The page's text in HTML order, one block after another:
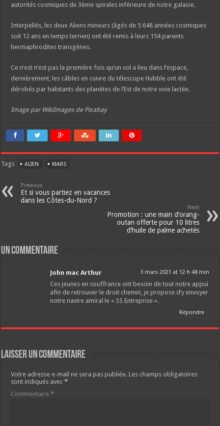
autorités cosmiques de 3ème spirales inférieure de notre galaxie.
Interpellés, les deux Aliens mineurs (âgés de 5 648 années cosmiques
soit 12 ans en temps terrien) ont été remis à leurs 154 parents
hermaphrodites transgènes.
Ce n’est n’est pas la première fois qu’un vol a lieu dans l’espace,
dernièrement, les câbles en cuivre du télescope Hubble ont été
dérobés par habitants des planètes de l’Est de notre voie lactée.
Image par WikiImages de Pixabay
Tags ALIEN MARS
Previous
Et si vous partiez en vacances
dans les Côtes-du-Nord ?
Next
Promotion : une main d’orang-
outan offerte pour 10 litres
d’huile de palme achetés
Un commentaire
John mac Arthur 3 mars 2021 at 12 h 48 min
Ces jeunes en souffrance ont besoin de tout notre appui
afin de retrouver le droit chemin, je propose d’y envoyer
notre navire amiral le « SS Entreprise ».
Répondre
Laisser un commentaire
Votre adresse e-mail ne sera pas publiée. Les champs obligatoires
sont indiqués avec*
Commentaire*